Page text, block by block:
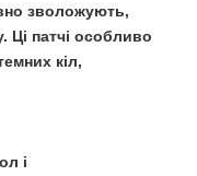
зволожують,
патчі особливо
кіл,
і